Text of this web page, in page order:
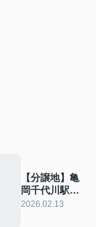
【分譲地】亀
岡千代川駅前
分譲地ー第1
2026.02.13